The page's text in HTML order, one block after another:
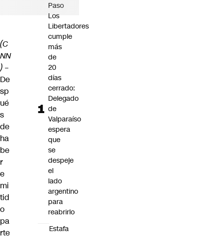
(C
NN
) –
De
sp
ué
s
de
ha
be
r
e
mi
tid
o
pa
rte
Paso
Los
Libertadores
cumple
más
de
20
días
cerrado:
Delegado
de
Valparaíso
espera
que
se
despeje
el
lado
argentino
para
reabrirlo
Estafa